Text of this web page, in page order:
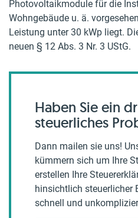
Photovoltaikmodule für die
Wohngebäude u. ä.
Leistung unter 30 kWp liegt.
neuen § 12 Abs. 3 Nr. 3 UStG.
Haben Sie ein
steuerliches
Dann mailen sie uns!
kümmern sich um Ihre
erstellen Ihre
hinsichtlich steuerlicher
schnell und